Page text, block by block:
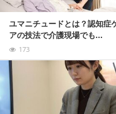
ユマニチュードとは？認知症
アの技法で介護現場でも...
173
記事